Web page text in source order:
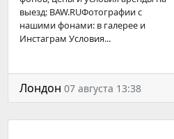
выезд: BAW.RUФотографии с
нашими фонами: в галерее и
Инстаграм Условия...
Лондон 07 августа 13:38